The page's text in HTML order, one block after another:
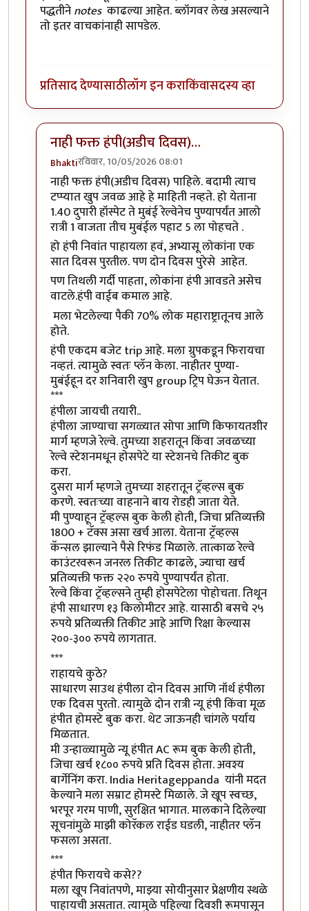
पद्धतीनेnotes काढल्या आहेत. ब्लॉगवर लेख असल्याने
तो इतर वाचकांनाही सापडेल.
प्रतिसाद देण्यासाठीलॉग इन कराकिंवासदस्य व्हा
नाही फक्त हंपी(अडीच दिवस)…
Bhaktiरविवार, 10/05/2026 08:01
In reply toकिती दिवसांची सहल केली?byकंजूस
नाही फक्त हंपी(अडीच दिवस) पाहिले. बदामी त्याच
टप्प्यात खुप जवळ आहे हे माहिती नव्हते. हो येताना
1.40 दुपारी हॉस्पेट ते मुबंई रेल्वेनेच पुण्यापर्यंत आलो
रात्री 1 वाजता तीच मुबंईल पहाट 5 ला पोहचते .
हो हंपी निवांत पाहायला हवं, अभ्यासू लोकांना एक
सात दिवस पुरतील. पण दोन दिवस पुरेसे आहेत.
पण तिथली गर्दी पाहता, लोकांना हंपी आवडते असेच
वाटले.हंपी वाईब कमाल आहे.
मला भेटलेल्या पैकी 70% लोक महाराष्ट्रातूनच आले
होते.
हंपी एकदम बजेट trip आहे. मला ग्रुपकडून फिरायचा
नव्हतं. त्यामुळे स्वतः प्लॅन केला. नाहीतर पुण्या-
मुबंईहून दर शनिवारी खुप group ट्रिप घेऊन येतात.
***
हंपीला जायची तयारी..
हंपीला जाण्याचा सगळ्यात सोपा आणि किफायतशीर
मार्ग म्हणजे रेल्वे. तुमच्या शहरातून किंवा जवळच्या
रेल्वे स्टेशनमधून होसपेटे या स्टेशनचे तिकीट बुक
करा.
दुसरा मार्ग म्हणजे तुमच्या शहरातून ट्रॅव्हल्स बुक
करणे. स्वतःच्या वाहनाने बाय रोडही जाता येते.
मी पुण्याहून ट्रॅव्हल्स बुक केली होती, जिचा प्रतिव्यक्ती
1800 + टॅक्स असा खर्च आला. येताना ट्रॅव्हल्स
कॅन्सल झाल्याने पैसे रिफंड मिळाले. तात्काळ रेल्वे
काउंटरवरून जनरल तिकीट काढले, ज्याचा खर्च
प्रतिव्यक्ती फक्त २२० रुपये पुण्यापर्यंत होता.
रेल्वे किंवा ट्रॅव्हल्सने तुम्ही होसपेटेला पोहोचता. तिथून
हंपी साधारण १३ किलोमीटर आहे. यासाठी बसचे २५
रुपये प्रतिव्यक्ती तिकीट आहे आणि रिक्षा केल्यास
२००-३०० रुपये लागतात.
***
राहायचे कुठे?
साधारण साउथ हंपीला दोन दिवस आणि नॉर्थ हंपीला
एक दिवस पुरतो. त्यामुळे दोन रात्री न्यू हंपी किंवा मूळ
हंपीत होमस्टे बुक करा. थेट जाऊनही चांगले पर्याय
मिळतात.
मी उन्हाळ्यामुळे न्यू हंपीत AC रूम बुक केली होती,
जिचा खर्च १८०० रुपये प्रति दिवस होता. अवश्य
बार्गेनिंग करा. India Heritageppanda यांनी मदत
केल्याने मला सम्राट होमस्टे मिळाले. जे खूप स्वच्छ,
भरपूर गरम पाणी, सुरक्षित भागात. मालकाने दिलेल्या
सूचनांमुळे माझी कोरॅकल राईड घडली, नाहीतर प्लॅन
फसला असता.
***
हंपीत फिरायचे कसे??
मला खूप निवांतपणे, माझ्या सोयीनुसार प्रेक्षणीय स्थळे
पाहायची असतात. त्यामुळे पहिल्या दिवशी रूमपासून